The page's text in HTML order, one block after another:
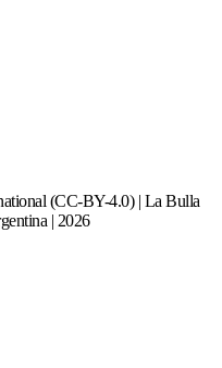
(CC-BY-4.0) | La Bulla
| 2026